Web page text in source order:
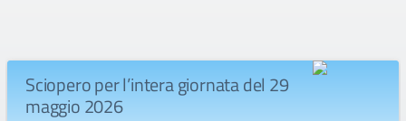
Sciopero per l’intera giornata del 29
maggio 2026